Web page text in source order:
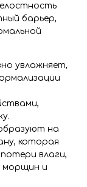
барьер,
увлажняет,
на
которая
влаги,
морщин и